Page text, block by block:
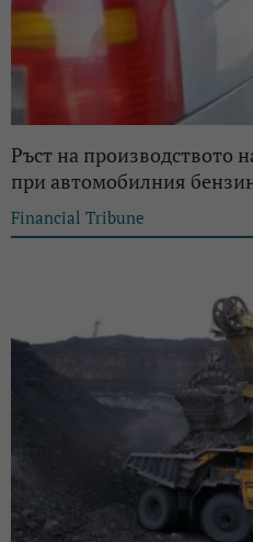
Ръст на производството
при автомобилния
Financial Tribune